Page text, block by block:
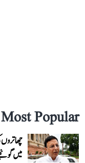
Most Popular
چھاتروں
میں